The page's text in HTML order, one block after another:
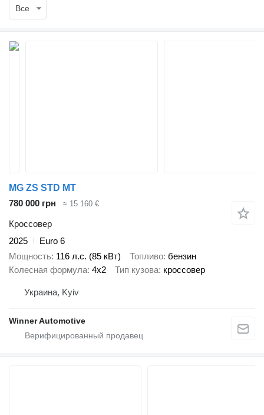
Все
MG ZS STD MT
780 000 грн
≈ 15 160 €
Кроссовер
2025
Euro 6
Мощность 116 л.с. (85 кВт) Топливо бензин
Колесная формула 4x2 Тип кузова кроссовер
Украина, Kyiv
Winner Automotive